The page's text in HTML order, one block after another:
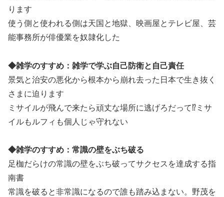
ります
使う側と使われる側は天国と地獄、映画屋とテレビ屋、芸
能事務所が俳優業を奴隷化した
◆雑学のすすめ：雑学で学ぶ自己防衛と自己責任
景気と治安の悪化から根本から崩れ去った日本で生き抜く
さまに迫ります
ミサイルが飛んで来たら頑丈な場所に逃げろだって⁉ミサ
イルもルフィも個人じゃ守れない
◆雑学のすすめ：常識の壁をぶち破る
足枷だらけの常識の壁をぶち破ってサクセスを達成する指
南書
常識を破ると非常識になるので誰も踏み込まない。野茂を